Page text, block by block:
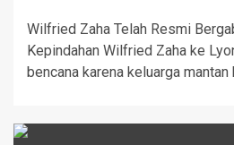
Wilfried Zaha Telah Resmi
Kepindahan Wilfried Zaha ke
bencana karena keluarga mantan